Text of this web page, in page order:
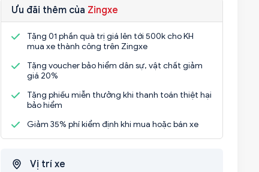
Ưu đãi thêm của Zingxe
Tặng 01 phần quà trị giá lên tới 500k cho KH
mua xe thành công trên Zingxe
Tặng voucher bảo hiểm dân sự, vật chất giảm
giá 20%
Tặng phiếu miễn thưởng khi thanh toán thiệt hại
bảo hiểm
Giảm 35% phí kiểm định khi mua hoặc bán xe
Vị trí xe